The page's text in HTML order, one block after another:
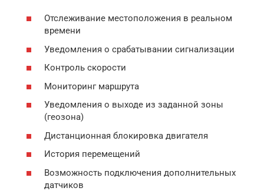
Отслеживание местоположения в реальном
времени
Уведомления о срабатывании сигнализации
Контроль скорости
Мониторинг маршрута
Уведомления о выходе из заданной зоны
(геозона)
Дистанционная блокировка двигателя
История перемещений
Возможность подключения дополнительных
датчиков